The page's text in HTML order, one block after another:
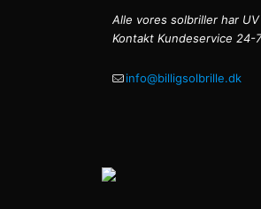
Alle vores solbriller har
Kontakt Kundeservice 24-
info@billigsolbrille.dk